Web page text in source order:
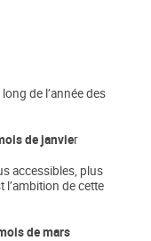
de l’année des
de janvier
accessibles, plus
l’ambition de cette
de mars